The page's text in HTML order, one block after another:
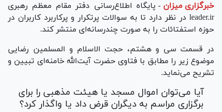
خبرگزاری میزان - پایگاه اطلاع‌رسانی دفتر مقام معظم رهبری
leader.ir در نظر دارد تا به سوالات پرتکرار و پرکاربرد کاربران در
حوزه استفتائات را به صورت چندرسانه‌ای منتشر کند.
در قسمت سی و هشتم، حجت الاسلام و المسلمین رضایی
موضوع زیر را مطابق با فتاوی حضرت آیت‌الله خامنه‌ای تبیین و
تشریح می‌نماید.
آیا می‌توان اموال مسجد یا هیئت مذهبی را برای
برگزاری مراسم به دیگران قرض داد یا واگذار کرد؟